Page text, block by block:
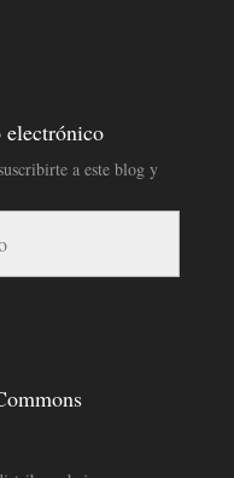
electrónico
a este blog y